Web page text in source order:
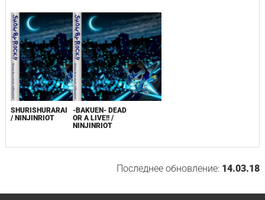
SHURISHURARAI
/ NINJINRIOT
-BAKUEN- DEAD
OR A LIVE!! /
NINJINRIOT
Последнее обновление: 14.03.18